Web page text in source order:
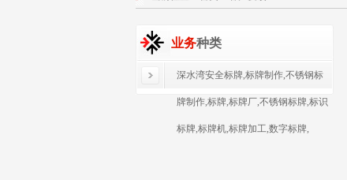
业务种类
深水湾安全标牌,标牌制作,不锈钢标
牌制作,标牌,标牌厂,不锈钢标牌,标识
标牌,标牌机,标牌加工,数字标牌,